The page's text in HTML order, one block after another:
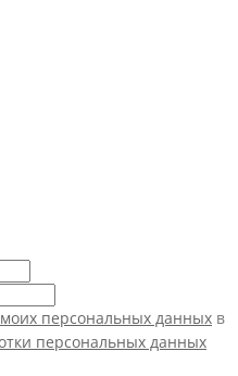
моих персональных данных в
персональных данных